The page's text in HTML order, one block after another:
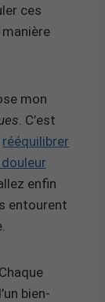
ces
mon
. C’est
rééquilibrer
enfin
entourent
bien-